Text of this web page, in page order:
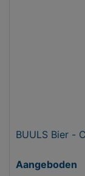
BUULS Bier -
Aangeboden